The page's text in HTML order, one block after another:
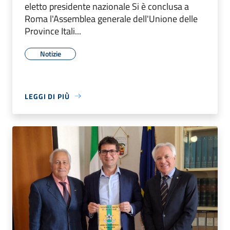
eletto presidente nazionale Si è conclusa a
Roma l'Assemblea generale dell'Unione delle
Province Itali...
Notizie
LEGGI DI PIÙ